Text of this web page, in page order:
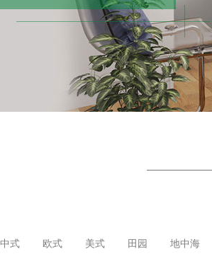
式 欧式 美式 田园 地中海